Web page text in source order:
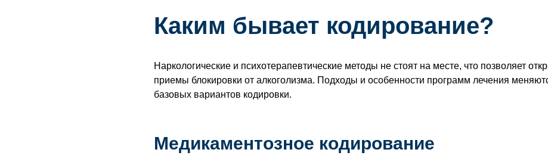
Каким бывает кодирование?
Наркологические и психотерапевтические методы не стоят на месте, что позволяет
приемы блокировки от алкоголизма. Подходы и особенности программ лечения
базовых вариантов кодировки.
Медикаментозное кодирование